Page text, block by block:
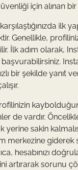
için alınan
ilk
Genellikle,
İlk adım olarak,
başvurabilirsiniz.
bir şekilde yanıt
de vardır.
sakin
merkezine
hesabınızı
artırarak sorunu